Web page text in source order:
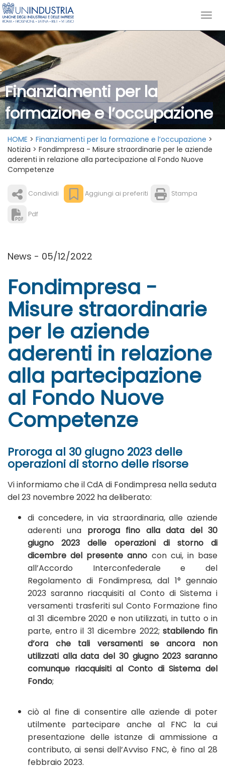
Finanziamenti per la
formazione e l’occupazione
HOME > Finanziamenti per la formazione e l’occupazione >
Notizia > Fondimpresa - Misure straordinarie per le aziende
aderenti in relazione alla partecipazione al Fondo Nuove
Competenze
Condividi Aggiungi ai preferiti Stampa
Pdf
News - 05/12/2022
Fondimpresa -
Misure straordinarie
per le aziende
aderenti in relazione
alla partecipazione
al Fondo Nuove
Competenze
Proroga al 30 giugno 2023 delle
operazioni di storno delle risorse
Vi informiamo che il CdA di Fondimpresa nella seduta
del 23 novembre 2022 ha deliberato:
di concedere, in via straordinaria, alle aziende
aderenti una proroga fino alla data del 30
giugno 2023
delle operazioni di storno di
dicembre del presente anno con cui, in base
all’Accordo Interconfederale e del
Regolamento di Fondimpresa, dal 1° gennaio
2023 saranno riacquisiti al Conto di Sistema i
versamenti trasferiti sul Conto Formazione fino
al 31 dicembre 2020 e non utilizzati, in tutto o in
parte, entro il 31 dicembre 2022;stabilendo fin
d’ora che tali versamenti se ancora non
utilizzati alla data del 30 giugno 2023 saranno
comunque riacquisiti al Conto di Sistema del
Fondo;
ciò al fine di consentire alle aziende di poter
utilmente partecipare anche al FNC la cui
presentazione delle istanze di ammissione a
contributo, ai sensi dell’Avviso FNC, è fino al 28
febbraio 2023.